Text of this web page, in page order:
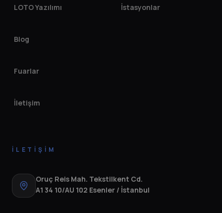
LOTO Yazılımı
Blog
Fuarlar
İletişim
İstasyonlar
İLETIŞIM
Oruç Reis Mah. Tekstilkent Cd.
A1 34 10/AU 102 Esenler / İstanbul